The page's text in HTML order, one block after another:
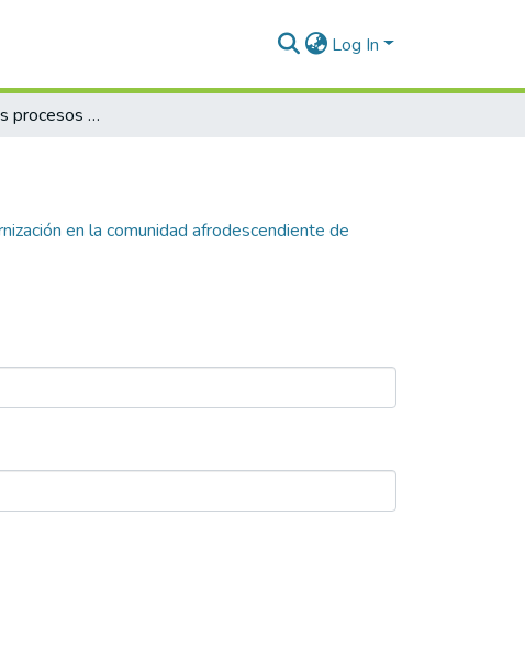
Log In
Incidencia de los procesos de modernización en la comunidad afrodescendiente de Pasacaballos, Cartagena, en relación con la identidad cultural y la visión de desarrollo comunitario
en la comunidad afrodescendiente de